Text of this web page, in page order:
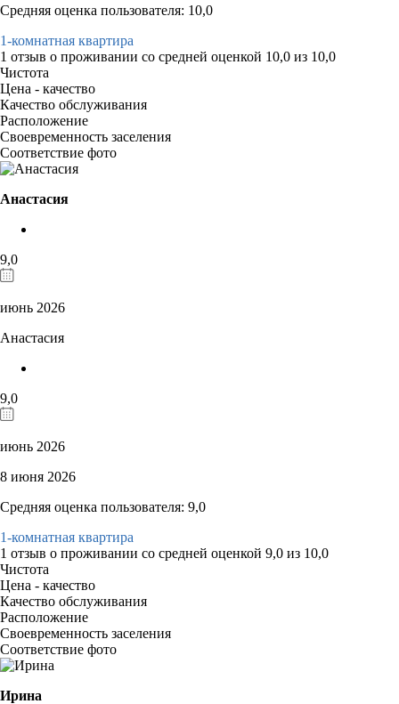
Средняя оценка пользователя: 10,0
1-комнатная квартира
1 отзыв о проживании со средней оценкой 10,0 из 10,0
Чистота
Цена - качество
Качество обслуживания
Расположение
Своевременность заселения
Соответствие фото
Анастасия
9,0
июнь 2026
Анастасия
9,0
июнь 2026
8 июня 2026
Средняя оценка пользователя: 9,0
1-комнатная квартира
1 отзыв о проживании со средней оценкой 9,0 из 10,0
Чистота
Цена - качество
Качество обслуживания
Расположение
Своевременность заселения
Соответствие фото
Ирина